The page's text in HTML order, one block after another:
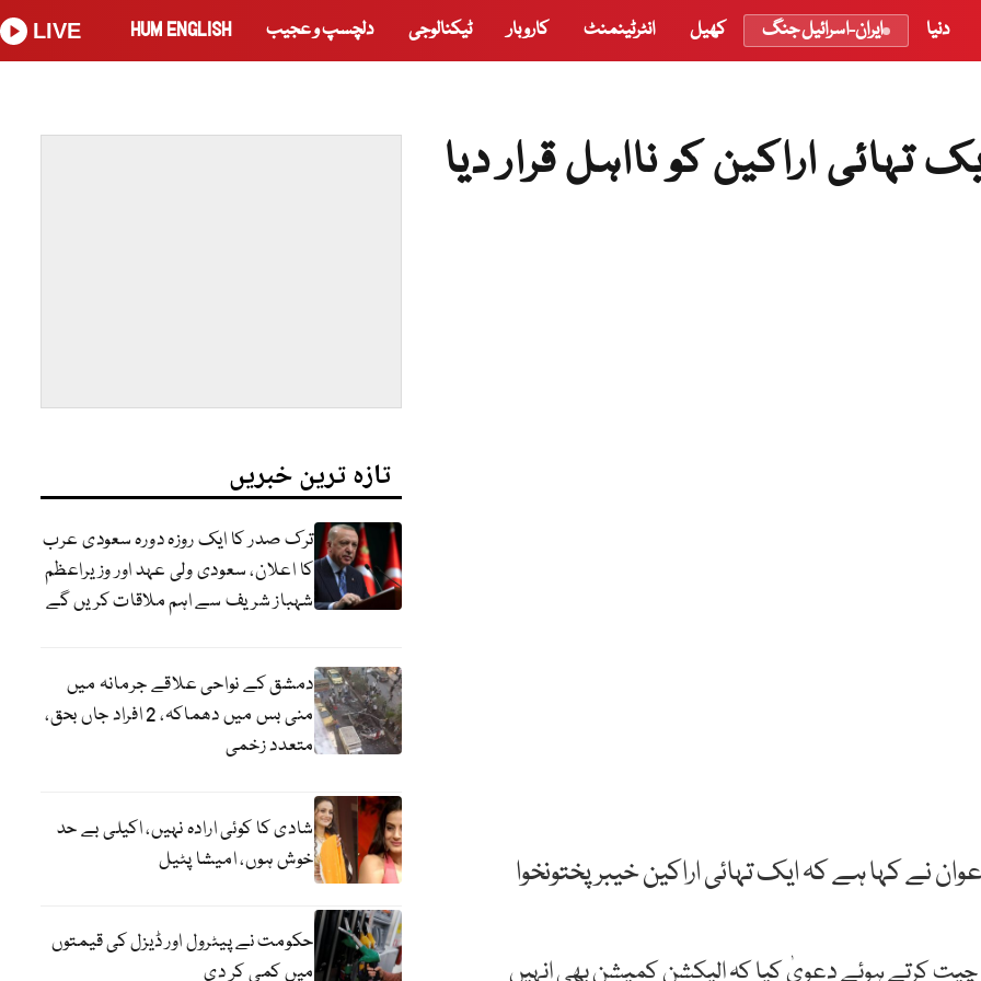
دنیا ایران-اسرائیل جنگ کھیل انٹرٹینمنٹ کاروبار ٹیکنالوجی دلچسپ و عجیب HUM ENGLISH
LIVE
اراکین کو نااہل قرار دیا
نے کہا ہے کہ ایک تہائی اراکین خیبرپختونخوا
چیت کرتے ہوئے دعویٰ کیا کہ الیکشن کمیشن بھی انہیں
تازہ ترین خبریں
ترک صدر کا ایک روزہ دورہ سعودی عرب
کا اعلان، سعودی ولی عہد اور وزیراعظم
شہباز شریف سے اہم ملاقات کریں گے
دمشق کے نواحی علاقے جرمانہ میں
منی بس میں دھماکہ، 2 افراد جاں بحق،
متعدد زخمی
شادی کا کوئی ارادہ نہیں، اکیلی بے حد
خوش ہوں، امیشا پٹیل
حکومت نے پیٹرول اور ڈیزل کی قیمتوں
میں کمی کر دی